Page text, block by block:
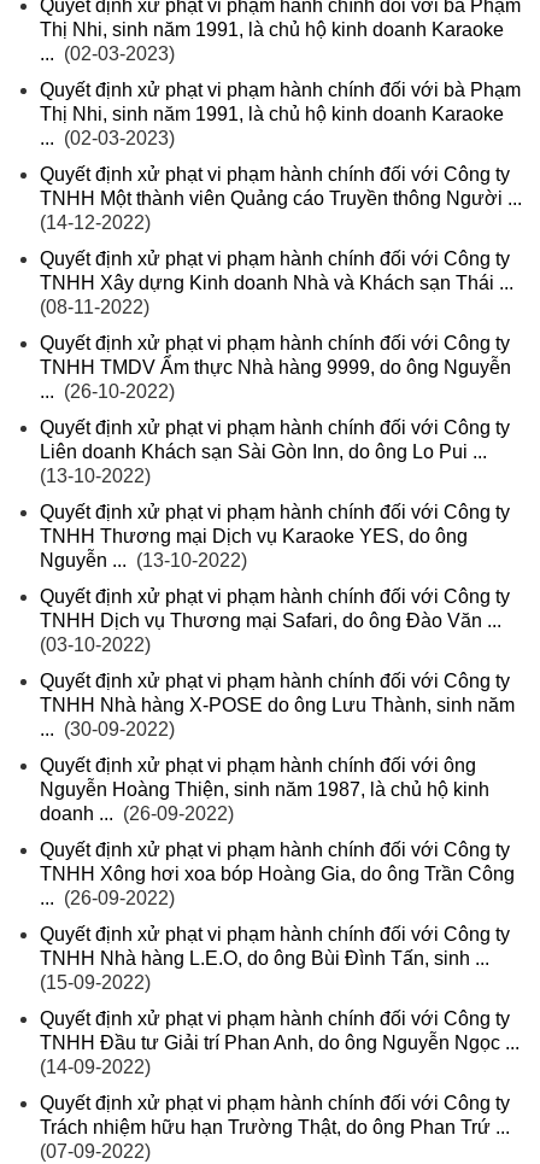
Quyết định xử phạt vi phạm hành chính đối với bà Phạm
Thị Nhi, sinh năm 1991, là chủ hộ kinh doanh Karaoke
... (02-03-2023)
Quyết định xử phạt vi phạm hành chính đối với bà Phạm
Thị Nhi, sinh năm 1991, là chủ hộ kinh doanh Karaoke
... (02-03-2023)
Quyết định xử phạt vi phạm hành chính đối với Công ty
TNHH Một thành viên Quảng cáo Truyền thông Người ...
(14-12-2022)
Quyết định xử phạt vi phạm hành chính đối với Công ty
TNHH Xây dựng Kinh doanh Nhà và Khách sạn Thái ...
(08-11-2022)
Quyết định xử phạt vi phạm hành chính đối với Công ty
TNHH TMDV Ẩm thực Nhà hàng 9999, do ông Nguyễn
... (26-10-2022)
Quyết định xử phạt vi phạm hành chính đối với Công ty
Liên doanh Khách sạn Sài Gòn Inn, do ông Lo Pui ...
(13-10-2022)
Quyết định xử phạt vi phạm hành chính đối với Công ty
TNHH Thương mại Dịch vụ Karaoke YES, do ông
Nguyễn ... (13-10-2022)
Quyết định xử phạt vi phạm hành chính đối với Công ty
TNHH Dịch vụ Thương mại Safari, do ông Đào Văn ...
(03-10-2022)
Quyết định xử phạt vi phạm hành chính đối với Công ty
TNHH Nhà hàng X-POSE do ông Lưu Thành, sinh năm
... (30-09-2022)
Quyết định xử phạt vi phạm hành chính đối với ông
Nguyễn Hoàng Thiện, sinh năm 1987, là chủ hộ kinh
doanh ... (26-09-2022)
Quyết định xử phạt vi phạm hành chính đối với Công ty
TNHH Xông hơi xoa bóp Hoàng Gia, do ông Trần Công
... (26-09-2022)
Quyết định xử phạt vi phạm hành chính đối với Công ty
TNHH Nhà hàng L.E.O, do ông Bùi Đình Tấn, sinh ...
(15-09-2022)
Quyết định xử phạt vi phạm hành chính đối với Công ty
TNHH Đầu tư Giải trí Phan Anh, do ông Nguyễn Ngọc ...
(14-09-2022)
Quyết định xử phạt vi phạm hành chính đối với Công ty
Trách nhiệm hữu hạn Trường Thật, do ông Phan Trứ ...
(07-09-2022)